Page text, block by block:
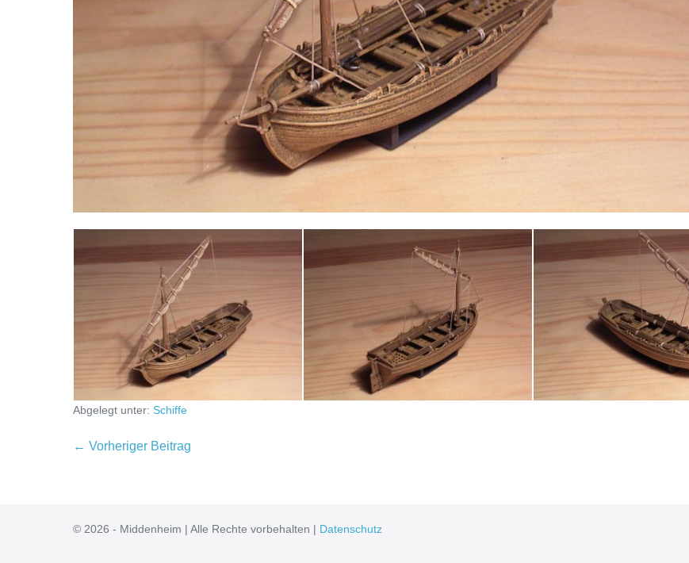
Abgelegt unter: Schiffe
Beitragsnavigation
← Vorheriger Beitrag
© 2026 - Middenheim | Alle Rechte vorbehalten | Datenschutz